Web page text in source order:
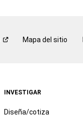
Mapa del sitio
INVESTIGAR
Diseña/cotiza